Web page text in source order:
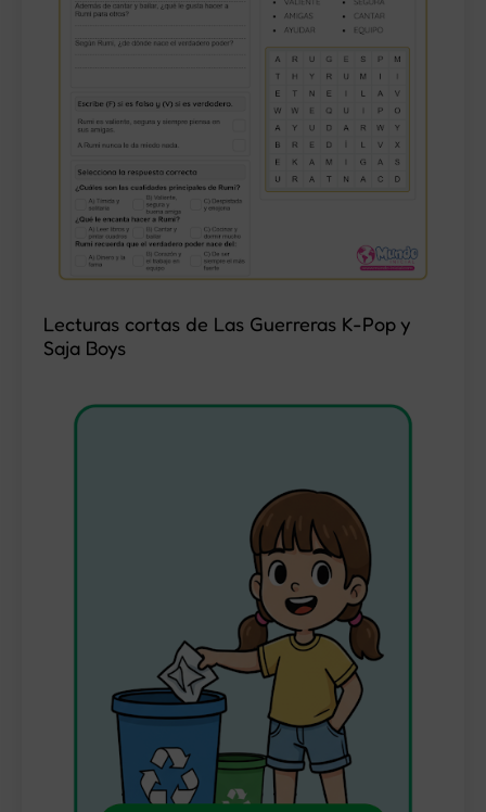
Lecturas cortas de Las Guerreras K-Pop y
Saja Boys